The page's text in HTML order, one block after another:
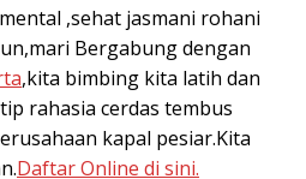
,sehat jasmani rohani
Bergabung dengan
,kita bimbing kita latih dan
rahasia cerdas tembus
kapal pesiar.Kita
Daftar Online di sini.